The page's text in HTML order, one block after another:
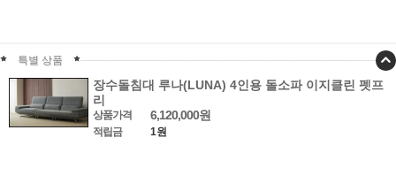
특별 상품
장수돌침대 루나(LUNA) 4인용 돌소파 이지클린 펫프
리
상품가격 6,120,000원
적립금 1원